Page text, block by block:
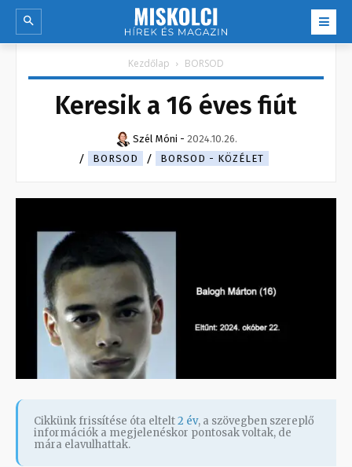
Kezdőlap BORSOD
Keresik a 16 éves fiút
Szél Móni - 2024.10.26.
BORSOD
BORSOD - KÖZÉLET
Cikkünk frissítése óta eltelt2 év, a szövegben szereplő
információk a megjelenéskor pontosak voltak, de
mára elavulhattak.